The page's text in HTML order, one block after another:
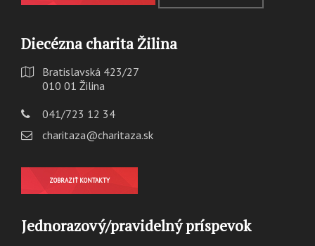
Diecézna charita Žilina
Bratislavská 423/27
010 01 Žilina
041/723 12 34
charitaza@charitaza.sk
ZOBRAZIŤ KONTAKTY
Jednorazový/pravidelný príspevok